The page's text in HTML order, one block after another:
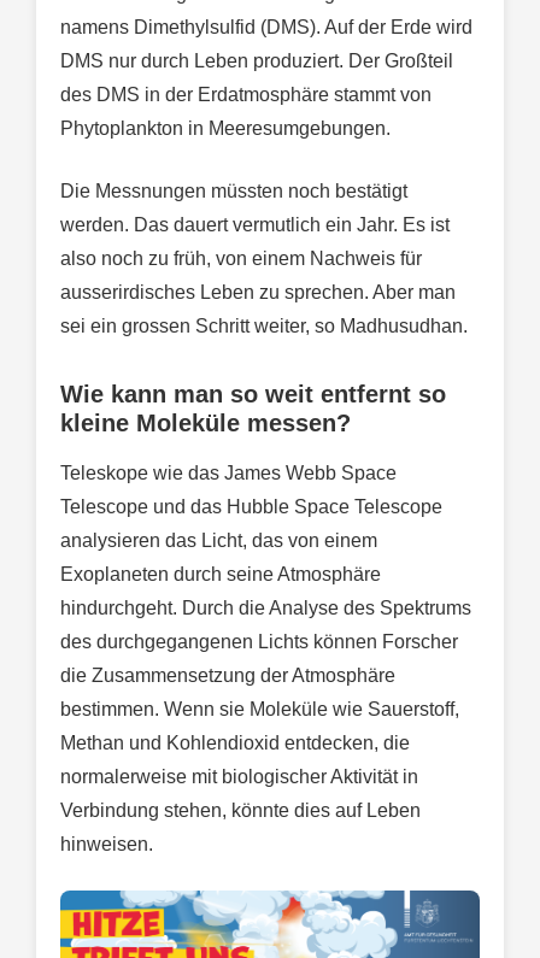
namens Dimethylsulfid (DMS). Auf der Erde wird
DMS nur durch Leben produziert. Der Großteil
des DMS in der Erdatmosphäre stammt von
Phytoplankton in Meeresumgebungen.
Die Messnungen müssten noch bestätigt
werden. Das dauert vermutlich ein Jahr. Es ist
also noch zu früh, von einem Nachweis für
ausserirdisches Leben zu sprechen. Aber man
sei ein grossen Schritt weiter, so Madhusudhan.
Wie kann man so weit entfernt so
kleine Moleküle messen?
Teleskope wie das James Webb Space
Telescope und das Hubble Space Telescope
analysieren das Licht, das von einem
Exoplaneten durch seine Atmosphäre
hindurchgeht. Durch die Analyse des Spektrums
des durchgegangenen Lichts können Forscher
die Zusammensetzung der Atmosphäre
bestimmen. Wenn sie Moleküle wie Sauerstoff,
Methan und Kohlendioxid entdecken, die
normalerweise mit biologischer Aktivität in
Verbindung stehen, könnte dies auf Leben
hinweisen.